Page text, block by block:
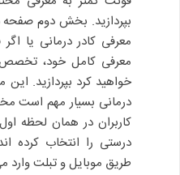
بپردازید. بخش دوم صفحه
معرفی کادر درمانی یا
معرفی کامل خود،
خواهید کرد بپردازید.
درمانی بسیار مهم است
کاربران در همان لحظه
درستی را انتخاب کرده
طریق موبایل و تبلت